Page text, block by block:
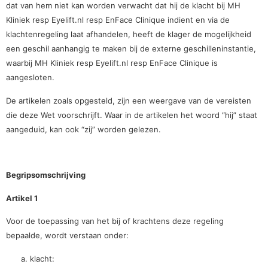
dat van hem niet kan worden verwacht dat hij de klacht bij MH
Kliniek resp Eyelift.nl resp EnFace Clinique indient en via de
klachtenregeling laat afhandelen, heeft de klager de mogelijkheid
een geschil aanhangig te maken bij de externe geschilleninstantie,
waarbij MH Kliniek resp Eyelift.nl resp EnFace Clinique is
aangesloten.
De artikelen zoals opgesteld, zijn een weergave van de vereisten
die deze Wet voorschrijft. Waar in de artikelen het woord “hij” staat
aangeduid, kan ook “zij” worden gelezen.
Begripsomschrijving
Artikel 1
Voor de toepassing van het bij of krachtens deze regeling
bepaalde, wordt verstaan onder:
klacht: